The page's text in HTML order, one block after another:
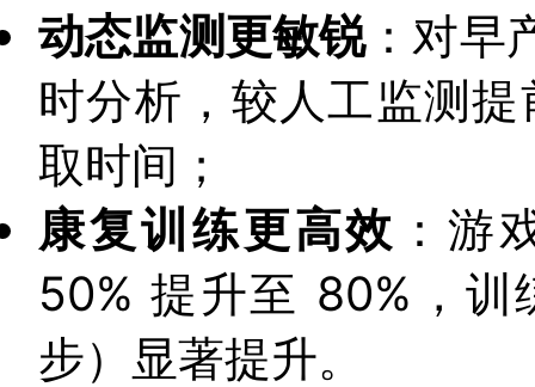
动态监测更敏锐：对早
时分析，较人工监测
取时间；
康复训练更高效 ：游
50% 提升至 80%，
步）显著提升。